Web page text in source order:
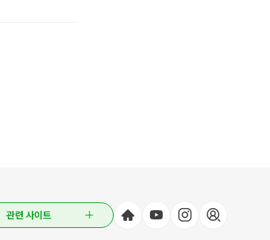
관련 사이트